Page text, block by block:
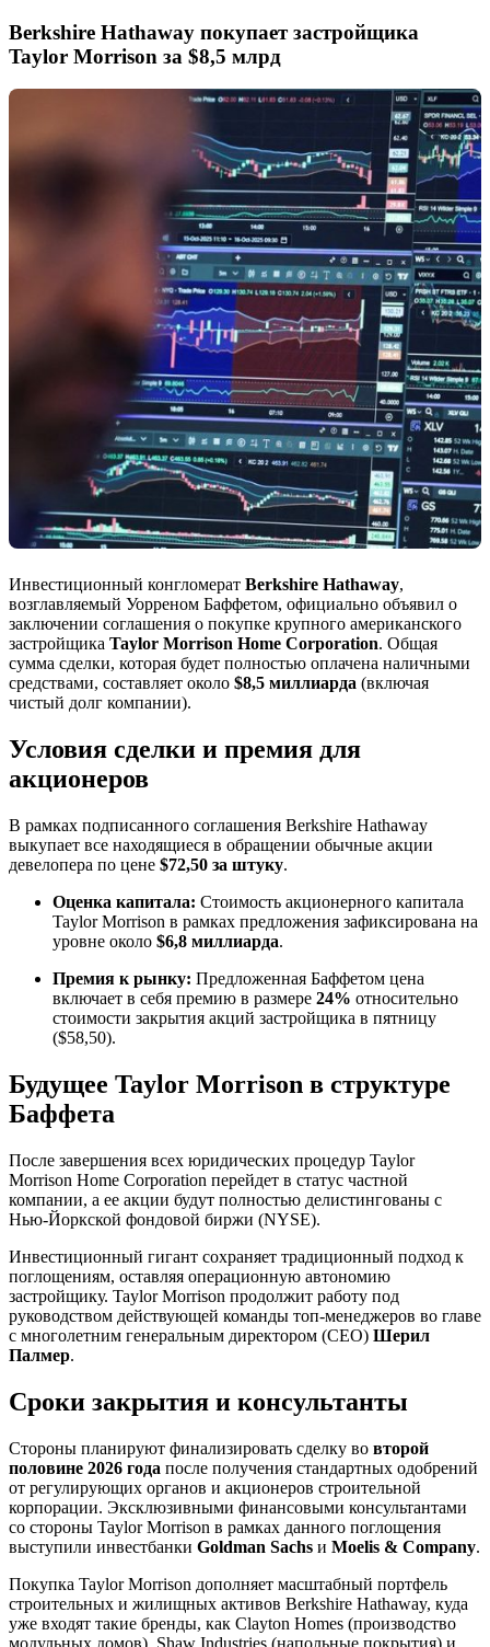
Berkshire Hathaway покупает застройщика
Taylor Morrison за $8,5 млрд
Инвестиционный конгломерат Berkshire Hathaway,
возглавляемый Уорреном Баффетом, официально объявил о
заключении соглашения о покупке крупного американского
застройщика Taylor Morrison Home Corporation. Общая
сумма сделки, которая будет полностью оплачена наличными
средствами, составляет около $8,5 миллиарда (включая
чистый долг компании).
Условия сделки и премия для
акционеров
В рамках подписанного соглашения Berkshire Hathaway
выкупает все находящиеся в обращении обычные акции
девелопера по цене $72,50 за штуку.
Оценка капитала: Стоимость акционерного капитала
Taylor Morrison в рамках предложения зафиксирована на
уровне около $6,8 миллиарда.
Премия к рынку: Предложенная Баффетом цена
включает в себя премию в размере 24% относительно
стоимости закрытия акций застройщика в пятницу
($58,50).
Будущее Taylor Morrison в структуре
Баффета
После завершения всех юридических процедур Taylor
Morrison Home Corporation перейдет в статус частной
компании, а ее акции будут полностью делистингованы с
Нью-Йоркской фондовой биржи (NYSE).
Инвестиционный гигант сохраняет традиционный подход к
поглощениям, оставляя операционную автономию
застройщику. Taylor Morrison продолжит работу под
руководством действующей команды топ-менеджеров во главе
с многолетним генеральным директором (CEO) Шерил
Палмер.
Сроки закрытия и консультанты
Стороны планируют финализировать сделку во второй
половине 2026 года после получения стандартных одобрений
от регулирующих органов и акционеров строительной
корпорации. Эксклюзивными финансовыми консультантами
со стороны Taylor Morrison в рамках данного поглощения
выступили инвестбанки Goldman Sachs и Moelis & Company.
Покупка Taylor Morrison дополняет масштабный портфель
строительных и жилищных активов Berkshire Hathaway, куда
уже входят такие бренды, как Clayton Homes (производство
модульных домов), Shaw Industries (напольные покрытия) и